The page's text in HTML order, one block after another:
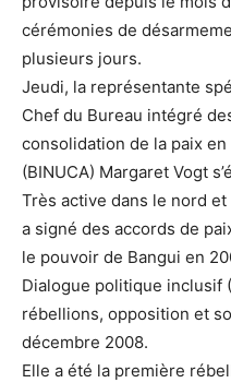
cérémonies de
plusieurs jours.
Jeudi, la représentante
Chef du Bureau intégré
consolidation de la paix
(BINUCA) Margaret Vogt
Très active dans le nord et
a signé des accords de
le pouvoir de Bangui en
Dialogue politique inclusif
rébellions, opposition et
décembre 2008.
Elle a été la première